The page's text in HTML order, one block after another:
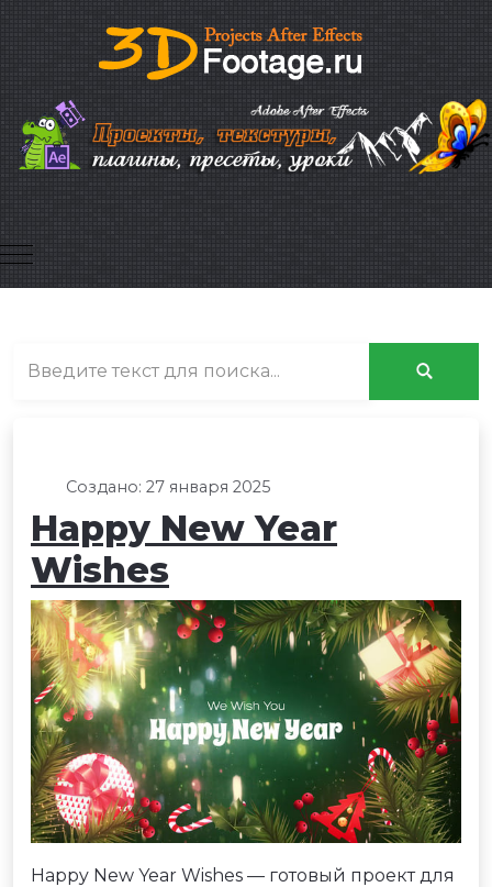
Mobile Menu Toggle
Создано: 27 января 2025
Happy New Year
Wishes
Happy New Year Wishes — готовый проект для